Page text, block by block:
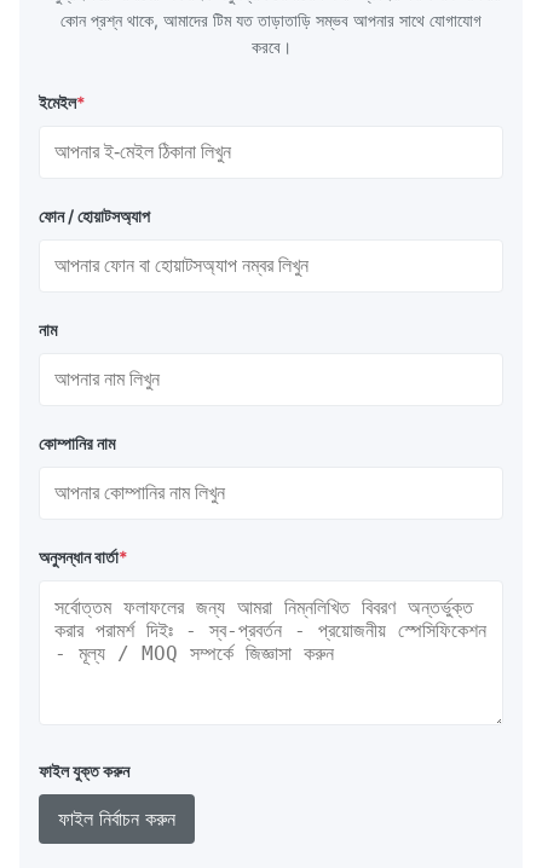
কোন প্রশ্ন থাকে, আমাদের টিম যত তাড়াতাড়ি সম্ভব আপনার সাথে যোগাযোগ
করবে।
ইমেইল*
ফোন / হোয়াটসঅ্যাপ
নাম
কোম্পানির নাম
অনুসন্ধান বার্তা*
ফাইল যুক্ত করুন
ফাইল নির্বাচন করুন